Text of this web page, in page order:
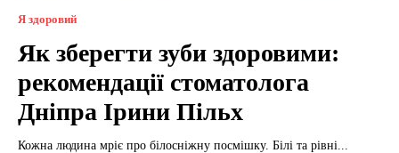
Я здоровий
Як зберегти зуби здоровими:
рекомендації стоматолога
Дніпра Ірини Пільх
Кожна людина мріє про білосніжну посмішку. Білі та рівні...